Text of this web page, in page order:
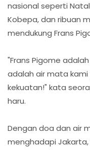
nasional seperti
Kobepa, dan ribuan
mendukung Frans
"Frans Pigome
adalah air mata
kekuatan!" kata
haru.
Dengan doa dan air
menghadapi